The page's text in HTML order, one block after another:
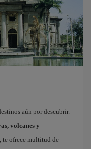
aún por descubrir.
volcanes y
, te ofrece multitud de